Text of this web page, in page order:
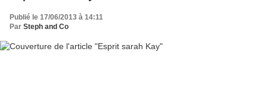
Publié le 17/06/2013 à 14:11
Par Steph and Co